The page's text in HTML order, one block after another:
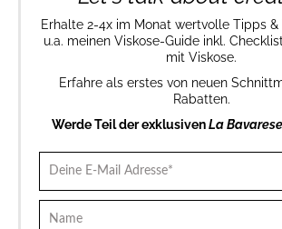
Erhalte 2-4x im Monat wertvolle Tipps &
u.a. meinen Viskose-Guide inkl.
mit Viskose.
Erfahre als erstes von neuen
Rabatten.
Werde Teil der exklusivenLa